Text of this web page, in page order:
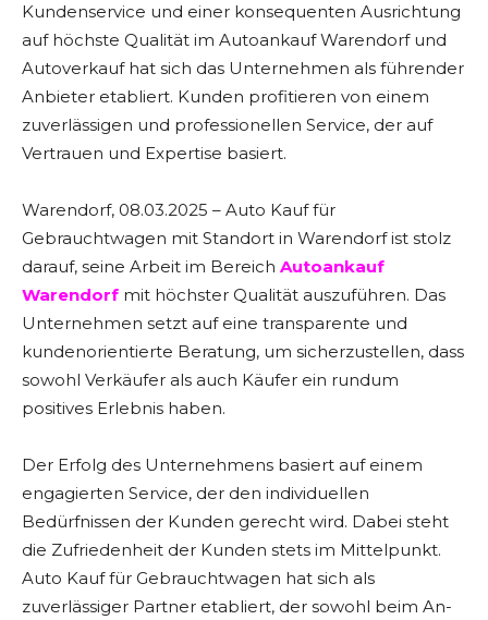
Kundenservice und einer konsequenten Ausrichtung
auf höchste Qualität im Autoankauf Warendorf und
Autoverkauf hat sich das Unternehmen als führender
Anbieter etabliert. Kunden profitieren von einem
zuverlässigen und professionellen Service, der auf
Vertrauen und Expertise basiert.
Warendorf, 08.03.2025 – Auto Kauf für
Gebrauchtwagen mit Standort in Warendorf ist stolz
darauf, seine Arbeit im Bereich Autoankauf
Warendorf mit höchster Qualität auszuführen. Das
Unternehmen setzt auf eine transparente und
kundenorientierte Beratung, um sicherzustellen, dass
sowohl Verkäufer als auch Käufer ein rundum
positives Erlebnis haben.
Der Erfolg des Unternehmens basiert auf einem
engagierten Service, der den individuellen
Bedürfnissen der Kunden gerecht wird. Dabei steht
die Zufriedenheit der Kunden stets im Mittelpunkt.
Auto Kauf für Gebrauchtwagen hat sich als
zuverlässiger Partner etabliert, der sowohl beim An-